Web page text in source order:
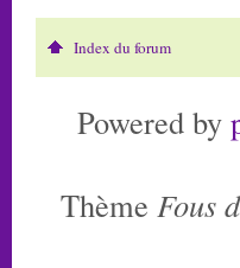
Index du forum
Powered by
Thème Fous